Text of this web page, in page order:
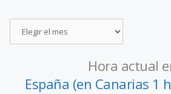
Hora actual
España (en Canarias 1